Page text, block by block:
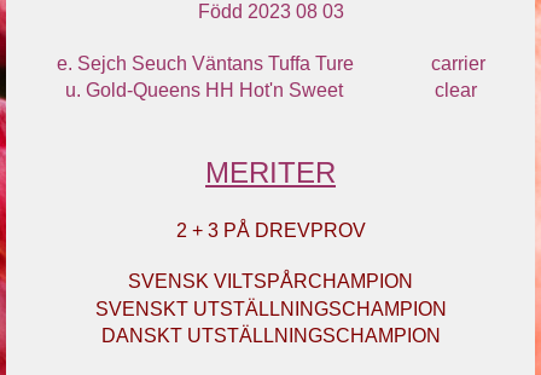
Född 2023 08 03
e. Sejch Seuch Väntans Tuffa Ture carrier
u. Gold-Queens HH Hot'n Sweet clear
MERITER
2 + 3 PÅ DREVPROV
SVENSK VILTSPÅRCHAMPION
SVENSKT UTSTÄLLNINGSCHAMPION
DANSKT UTSTÄLLNINGSCHAMPION